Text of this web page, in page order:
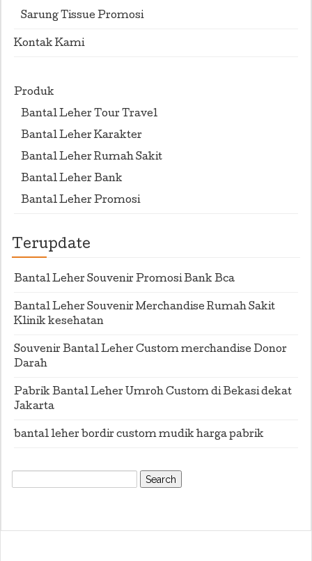
Sarung Tissue Promosi
Kontak Kami
Produk
Bantal Leher Tour Travel
Bantal Leher Karakter
Bantal Leher Rumah Sakit
Bantal Leher Bank
Bantal Leher Promosi
Terupdate
Bantal Leher Souvenir Promosi Bank Bca
Bantal Leher Souvenir Merchandise Rumah Sakit
Klinik kesehatan
Souvenir Bantal Leher Custom merchandise Donor
Darah
Pabrik Bantal Leher Umroh Custom di Bekasi dekat
Jakarta
bantal leher bordir custom mudik harga pabrik
Search
for: